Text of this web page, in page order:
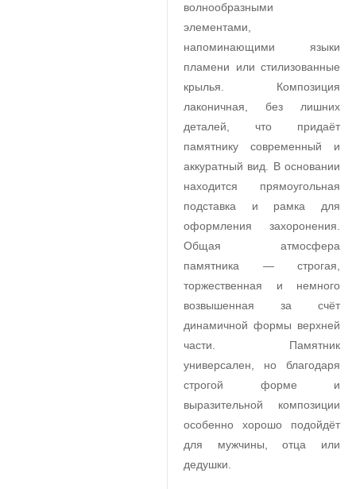
волнообразными
элементами,
напоминающими языки
пламени или стилизованные
крылья. Композиция
лаконичная, без лишних
деталей, что придаёт
памятнику современный и
аккуратный вид. В основании
находится прямоугольная
подставка и рамка для
оформления захоронения.
Общая атмосфера
памятника — строгая,
торжественная и немного
возвышенная за счёт
динамичной формы верхней
части. Памятник
универсален, но благодаря
строгой форме и
выразительной композиции
особенно хорошо подойдёт
для мужчины, отца или
дедушки.